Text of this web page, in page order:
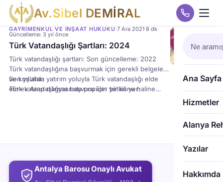
Av.Sibel DEMİRAL
Ana Sayfa
Hizmetler
Alanya
Yazılar
Hakkımda
GAYRIMENKUL VE İNŞAAT HUKUKU·7 Ara 2021·8 dk·
Güncelleme: 3 yıl önce
Türk Vatandaşlığı Şartları: 2024
Türk vatandaşlığı şartları: Son güncelleme: 2022
Türk vatandaşlığına başvurmak için gerekli belgeler
ve koşullar:
Türk vatandaşlığına başvuru için yetkili yer:
Son yıllarda yatırım yoluyla Türk vatandaşlığı elde
etmek Arap dünyasında popüler bir konu haline
diğer bazı şartları yerine getirenler de Türk
vatandaşlığı hakkını elde edebilirler ve buna kamu
Antalya Barosu Onaylı Avukat